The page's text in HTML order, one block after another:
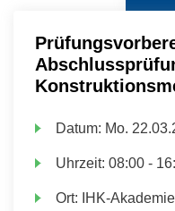
Datum: Mo.
Uhrzeit:08:00 -
Ort: IHK-